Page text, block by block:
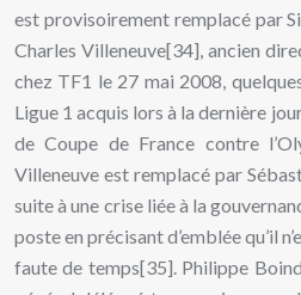
est provisoirement remplacé par
Charles Villeneuve[34], ancien
chez TF1 le 27 mai 2008,
Ligue 1 acquis lors à la dernière
de Coupe de France contre
Villeneuve est remplacé par
suite à une crise liée à la
poste en précisant d’emblée qu’il
faute de temps[35]. Philippe